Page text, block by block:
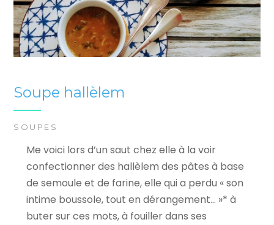
Soupe hallèlem
SOUPES
Me voici lors d’un saut chez elle à la voir
confectionner des hallèlem des pâtes à base
de semoule et de farine, elle qui a perdu « son
intime boussole, tout en dérangement… »* à
buter sur ces mots, à fouiller dans ses